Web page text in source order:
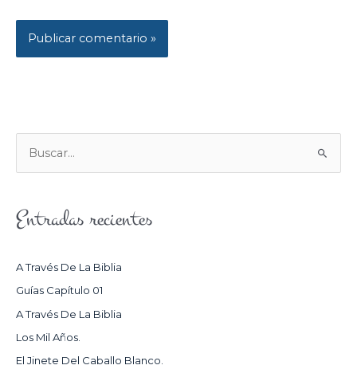
U
C
R
:
Entradas recientes
A Través De La Biblia
Guías Capítulo 01
A Través De La Biblia
Los Mil Años.
El Jinete Del Caballo Blanco.